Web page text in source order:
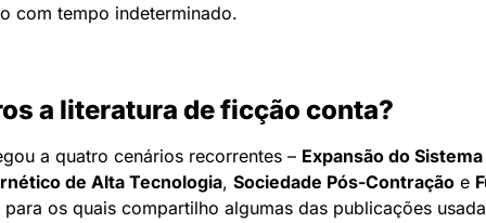
com tempo indeterminado.
a literatura de ficção conta?
a quatro cenários recorrentes – Expansão do
de Alta Tecnologia, Sociedade Pós-Contração e
os quais compartilho algumas das publicações